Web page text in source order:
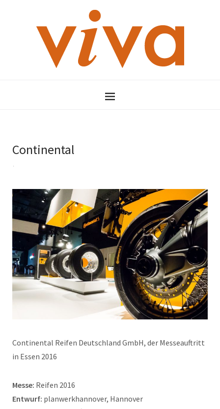
Continental
Continental Reifen Deutschland GmbH, der Messeauftritt
in Essen 2016
Messe: Reifen 2016
Entwurf: planwerkhannover, Hannover